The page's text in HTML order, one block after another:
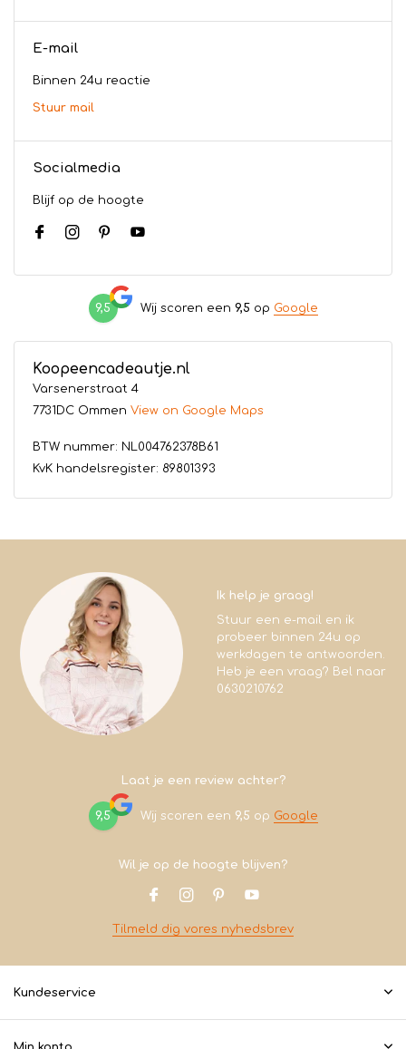
E-mail
Binnen 24u reactie
Stuur mail
Socialmedia
Blijf op de hoogte
9,5 Wij scoren een 9,5op Google
Koopeencadeautje.nl
Varsenerstraat 4
7731DC Ommen View on Google Maps
BTW nummer: NL004762378B61
KvK handelsregister: 89801393
Ik help je graag!
Stuur een e-mail en ik
probeer binnen 24u op
werkdagen te antwoorden.
Heb je een vraag? Bel naar
0630210762
Laat je een review achter?
9,5 Wij scoren een 9,5 op Google
Wil je op de hoogte blijven?
Tilmeld dig vores nyhedsbrev
Kundeservice